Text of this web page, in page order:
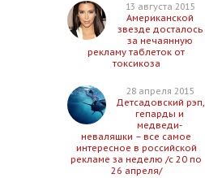
13 августа 2015
Американской
звезде досталось
за нечаянную
рекламу таблеток от
токсикоза
28 апреля 2015
Детсадовский рэп,
гепарды и
медведи-
неваляшки – все самое
интересное в российской
рекламе за неделю /с 20 по
26 апреля/